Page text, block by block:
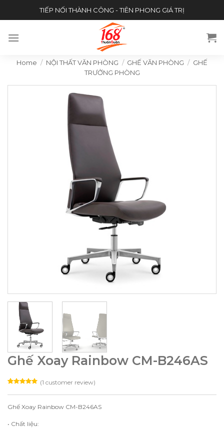
to
TIẾP NỐI THÀNH CÔNG - TIÊN PHONG GIÁ TRỊ
Home / NỘI THẤT VĂN PHÒNG / GHẾ VĂN PHÒNG / GHẾ
TRƯỞNG PHÒNG
Ghế Xoay Rainbow CM-B246AS
out of 5
customer
(1 customer review)
Ghế Xoay Rainbow CM-B246AS
• Chất liệu: